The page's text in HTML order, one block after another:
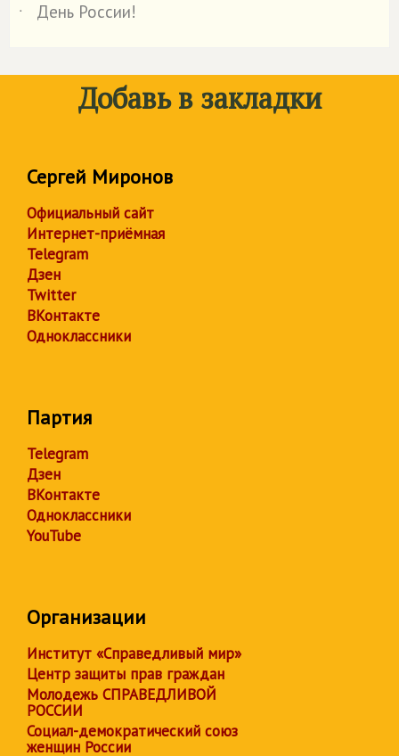
˙
День России!
Добавь в закладки
Сергей Миронов
Официальный сайт
Интернет-приёмная
Telegram
Дзен
Twitter
ВКонтакте
Одноклассники
Партия
Telegram
Дзен
ВКонтакте
Одноклассники
YouTube
Организации
Институт «Справедливый мир»
Центр защиты прав граждан
Молодежь СПРАВЕДЛИВОЙ
РОССИИ
Социал-демократический союз
женщин России